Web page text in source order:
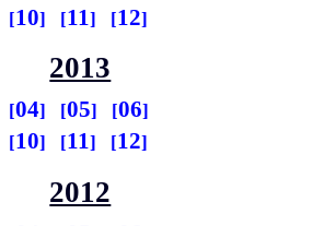
10 11 12
2013
04 05
06
10 11 12
2012